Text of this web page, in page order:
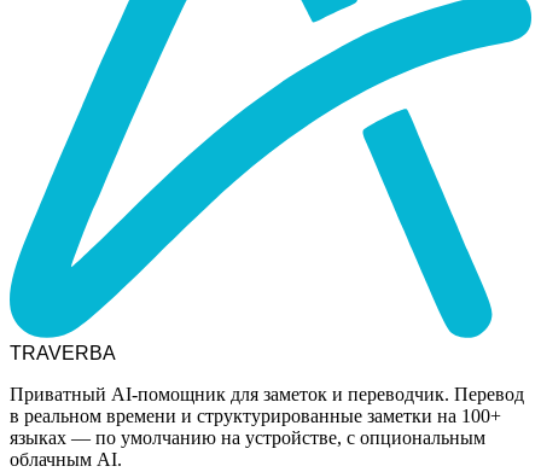
TRAVERBA
Приватный AI-помощник для заметок и переводчик. Перевод
в реальном времени и структурированные заметки на 100+
языках — по умолчанию на устройстве, с опциональным
облачным AI.